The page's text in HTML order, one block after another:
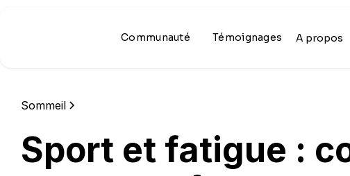
Communauté Témoignages A propos
Sommeil
Sport et fatigue :